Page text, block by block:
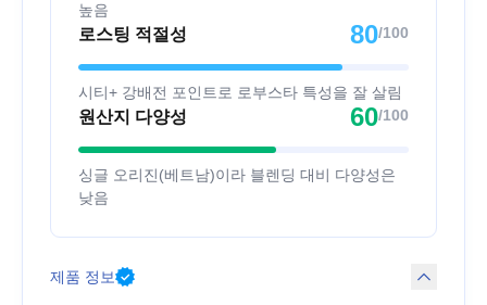
높음
로스팅 적절성 80/100
시티+ 강배전 포인트로 로부스타 특성을 잘 살림
원산지 다양성 60/100
싱글 오리진(베트남)이라 블렌딩 대비 다양성은
낮음
제품 정보